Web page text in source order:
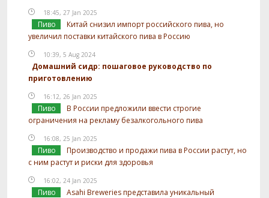
18:45, 27 Jan 2025
Пиво
Китай снизил импорт российского пива, но
увеличил поставки китайского пива в Россию
10:39, 5 Aug 2024
Домашний сидр: пошаговое руководство по
приготовлению
16:12, 26 Jan 2025
Пиво
В России предложили ввести строгие
ограничения на рекламу безалкогольного пива
16:08, 25 Jan 2025
Пиво
Производство и продажи пива в России растут, но
с ним растут и риски для здоровья
16:02, 24 Jan 2025
Пиво
Asahi Breweries представила уникальный